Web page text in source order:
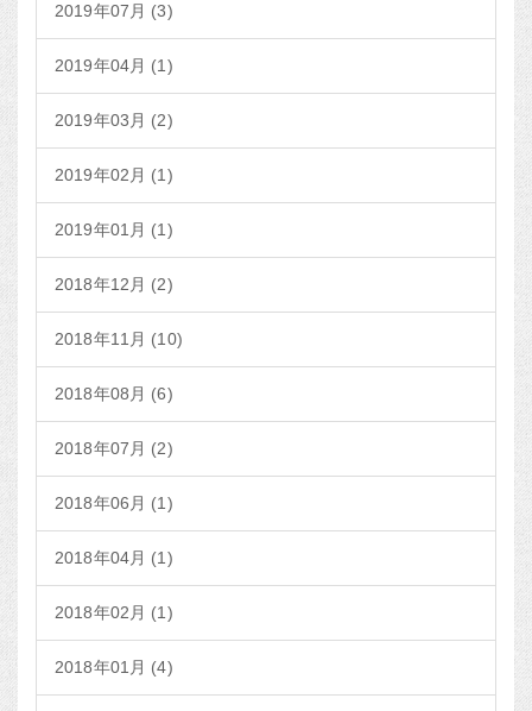
2019年07月 (3)
2019年04月 (1)
2019年03月 (2)
2019年02月 (1)
2019年01月 (1)
2018年12月 (2)
2018年11月 (10)
2018年08月 (6)
2018年07月 (2)
2018年06月 (1)
2018年04月 (1)
2018年02月 (1)
2018年01月 (4)